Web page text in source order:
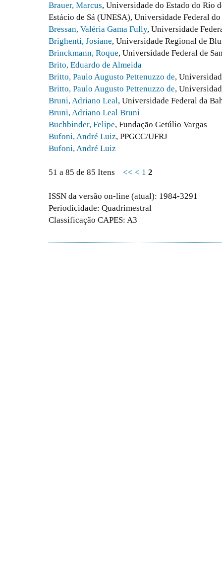
Brauer, Marcus, Universidade do Estado do Rio
Estácio de Sá (UNESA), Universidade Federal
Bressan, Valéria Gama Fully, Universidade
Brighenti, Josiane, Universidade Regional de
Brinckmann, Roque, Universidade Federal de
Brito, Eduardo de Almeida
Britto, Paulo Augusto Pettenuzzo de,
Britto, Paulo Augusto Pettenuzzo de,
Bruni, Adriano Leal, Universidade Federal da
Bruni, Adriano Leal Bruni
Buchbinder, Felipe, Fundação Getúlio Vargas
Bufoni, André Luiz, PPGCC/UFRJ
Bufoni, André Luiz
51 a 85 de 85 Itens << < 1 2
ISSN da versão on-line (atual): 1984-3291
Periodicidade: Quadrimestral
Classificação CAPES: A3